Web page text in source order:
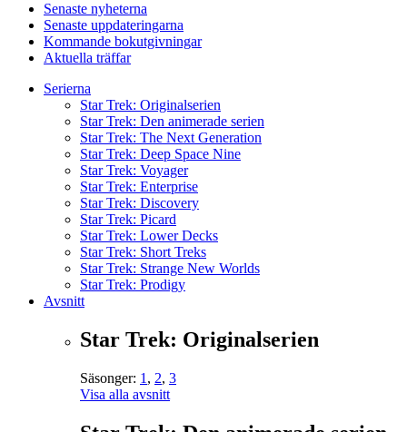
Senaste nyheterna
Senaste uppdateringarna
Kommande bokutgivningar
Aktuella träffar
Serierna
Star Trek: Originalserien
Star Trek: Den animerade serien
Star Trek: The Next Generation
Star Trek: Deep Space Nine
Star Trek: Voyager
Star Trek: Enterprise
Star Trek: Discovery
Star Trek: Picard
Star Trek: Lower Decks
Star Trek: Short Treks
Star Trek: Strange New Worlds
Star Trek: Prodigy
Avsnitt
Star Trek: Originalserien
Säsonger: 1 , 2, 3
Visa alla avsnitt